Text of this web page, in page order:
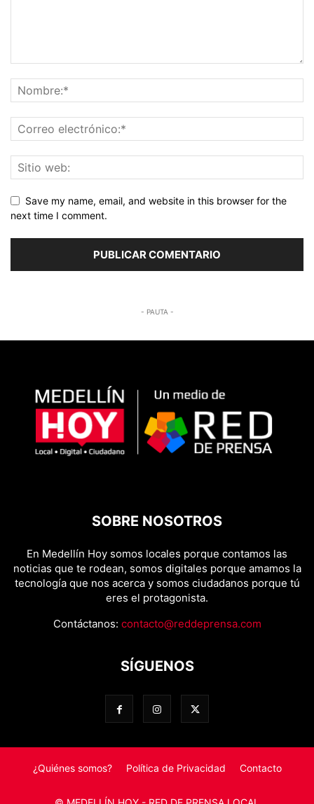
Save my name, email, and website in this browser for the
next time I comment.
- PAUTA -
SOBRE NOSOTROS
En Medellín Hoy somos locales porque contamos las
noticias que te rodean, somos digitales porque amamos la
tecnología que nos acerca y somos ciudadanos porque tú
eres el protagonista.
Contáctanos: contacto@reddeprensa.com
SÍGUENOS
¿Quiénes somos? Política de Privacidad Contacto